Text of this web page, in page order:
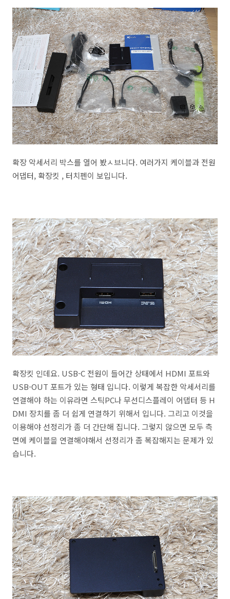
확장 악세서리 박스를 열어 봤ㅅ브니다. 여러가지 케이블과 전원
어댑터, 확장킷 , 터치펜이 보입니다.
확장킷 인데요. USB-C 전원이 들어간 상태에서 HDMI 포트와
USB-OUT 포트가 있는 형태 입니다. 이렇게 복잡한 악세서리를
연결해야 하는 이유라면 스틱PC나 무선디스플레이 어댑터 등 H
DMI 장치를 좀 더 쉽게 연결하기 위해서 입니다. 그리고 이것을
이용해야 선정리가 좀 더 간단해 집니다. 그렇지 않으면 모두 측
면에 케이블을 연결해야해서 선정리가 좀 복잡해지는 문제가 있
습니다.